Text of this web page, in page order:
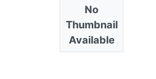
No
Thumbnail
Available